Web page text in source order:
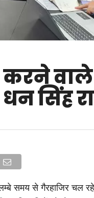
वाले
धन सिंह
लम्बे समय से गैरहाजिर चल